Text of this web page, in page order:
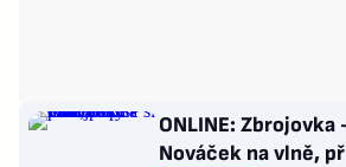
ONLINE:
Nováček na vlně,